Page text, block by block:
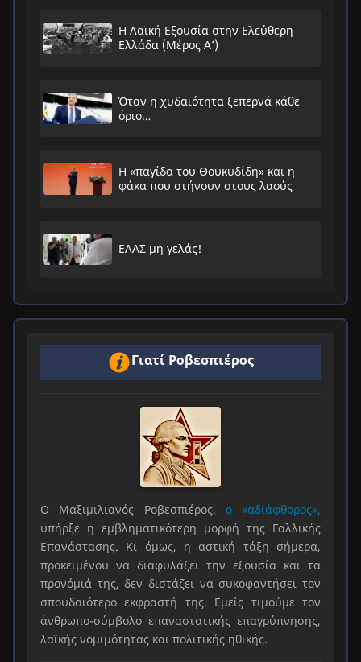
Η Λαϊκή Εξουσία στην Ελεύθερη
Ελλάδα (Μέρος Α’)
Όταν η χυδαιότητα ξεπερνά κάθε
όριο…
Η «παγίδα του Θουκυδίδη» και η
φάκα που στήνουν στους λαούς
ΕΛΑΣ μη γελάς!
Γιατί Ροβεσπιέρος
Ο Μαξιμιλιανός Ροβεσπιέρος, ο «αδιάφθορος»,
υπήρξε η εμβληματικότερη μορφή της Γαλλικής
Επανάστασης. Κι όμως, η αστική τάξη σήμερα,
προκειμένου να διαφυλάξει την εξουσία και τα
προνόμιά της, δεν διστάζει να συκοφαντήσει τον
σπουδαιότερο εκφραστή της. Εμείς τιμούμε τον
άνθρωπο-σύμβολο επαναστατικής επαγρύπνησης,
λαϊκής νομιμότητας και πολιτικής ηθικής.